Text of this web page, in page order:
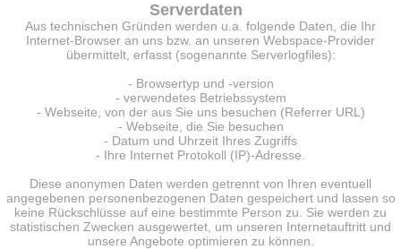
Serverdaten
Aus technischen Gründen werden u.a. folgende Daten, die Ihr
Internet-Browser an uns bzw. an unseren Webspace-Provider
übermittelt, erfasst (sogenannte Serverlogfiles):
- Browsertyp und -version
- verwendetes Betriebssystem
- Webseite, von der aus Sie uns besuchen (Referrer URL)
- Webseite, die Sie besuchen
- Datum und Uhrzeit Ihres Zugriffs
- Ihre Internet Protokoll (IP)-Adresse.
Diese anonymen Daten werden getrennt von Ihren eventuell
angegebenen personenbezogenen Daten gespeichert und lassen so
keine Rückschlüsse auf eine bestimmte Person zu. Sie werden zu
statistischen Zwecken ausgewertet, um unseren Internetauftritt und
unsere Angebote optimieren zu können.